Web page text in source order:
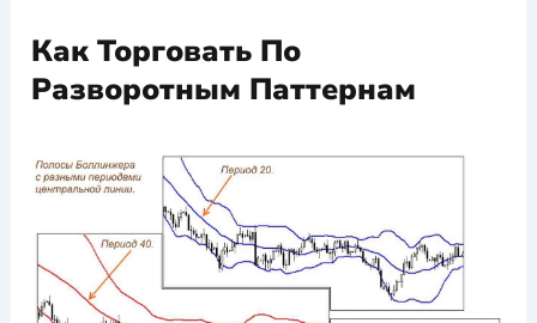
Как Торговать По
Разворотным Паттернам